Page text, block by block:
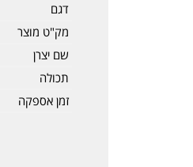
דגם
מק"ט מוצר
שם יצרן
תכולה
זמן אספקה